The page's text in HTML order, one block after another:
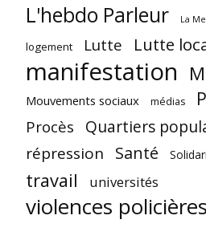
L'hebdo Parleur La
logement
Lutte Lutte
manifestation
Mouvements sociaux médias
Procès Quartiers
répression Santé
travail universités
violences policières